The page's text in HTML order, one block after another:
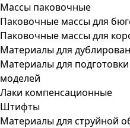
Массы паковочные
Паковочные массы для
Паковочные массы для
Материалы для
Материалы для
моделей
Лаки компенсационные
Штифты
Материалы для струйной